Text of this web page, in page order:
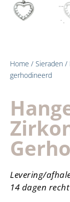
Home / Sieraden /
gerhodineerd
Levering/
14 dagen